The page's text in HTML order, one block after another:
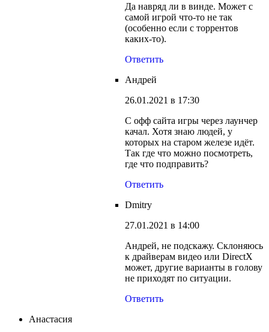
Да навряд ли в винде. Может с
самой игрой что-то не так
(особенно если с торрентов
каких-то).
Ответить
Андрей
26.01.2021 в 17:30
С офф сайта игры через лаунчер
качал. Хотя знаю людей, у
которых на старом железе идёт.
Так где что можно посмотреть,
где что подправить?
Ответить
Dmitry
27.01.2021 в 14:00
Андрей, не подскажу. Склоняюсь
к драйверам видео или DirectX
может, другие варианты в голову
не приходят по ситуации.
Ответить
Анастасия